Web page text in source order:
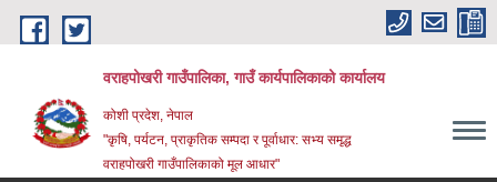
Skip to main content
वराहपोखरी गाउँपालिका, गाउँ कार्यपालिकाको कार्यालय
कोशी प्रदेश, नेपाल
"कृषि, पर्यटन, प्राकृतिक सम्पदा र पूर्वाधार: सभ्य समृद्ध
वराहपोखरी गाउँपालिकाको मूल आधार"